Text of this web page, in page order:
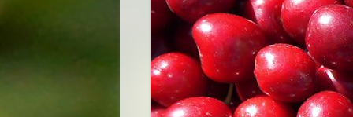
FRÜHLINGS-REZEPTE
FRÜHSOMMER-REZEPTE
SOMMER-REZEPTE
SPÄTSOMMER-REZEPTE
HERBST-